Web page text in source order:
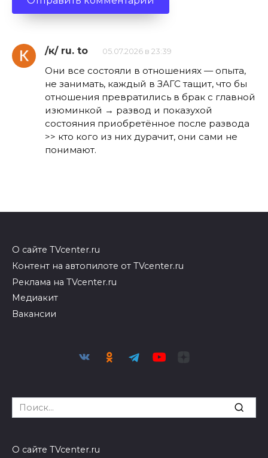
/к/ ru. to 05.07.2026 в 23:39
Они все состояли в отношениях — опыта,
не занимать, каждый в ЗАГС тащит, что бы
отношения превратились в брак с главной
изюминкой → развод и показухой
состояния приобретённое после развода
>> кто кого из них дурачит, они сами не
понимают.
О сайте TVcenter.ru
Контент на автопилоте от TVcenter.ru
Реклама на TVcenter.ru
Медиакит
Вакансии
Search
for:
О сайте TVcenter.ru